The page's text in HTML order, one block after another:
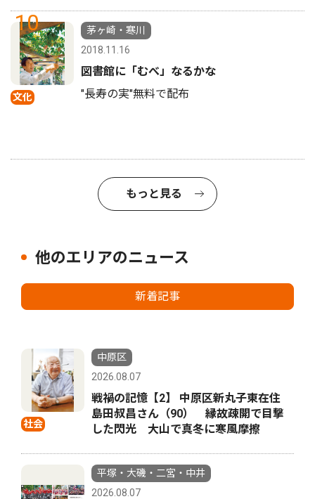
10
文化
茅ヶ崎・寒川
2018.11.16
図書館に「むべ」なるかな
"長寿の実"無料で配布
もっと見る
他のエリアのニュース
新着記事
社会
中原区
2026.08.07
戦禍の記憶【2】 中原区新丸子東在住
島田叔昌さん（90） 縁故疎開で目撃
した閃光 大山で真冬に寒風摩擦
平塚・大磯・二宮・中井
2026.08.07